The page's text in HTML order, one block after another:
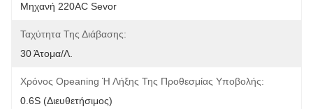
Μηχανή 220AC Sevor
Ταχύτητα Της Διάβασης:
30 Άτομα/λ.
Χρόνος Opeaning Ή Λήξης Της Προθεσμίας Υποβολής:
0.6S (διευθετήσιμος)